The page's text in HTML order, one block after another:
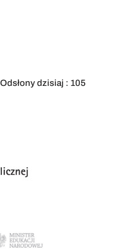
dzisiaj : 105